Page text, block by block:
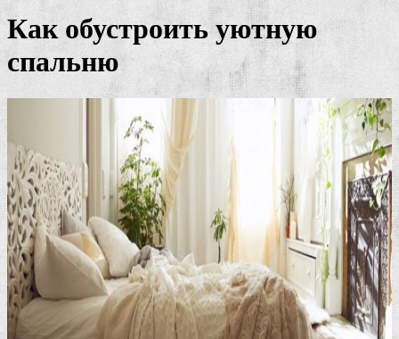
Как обустроить уютную
спальню